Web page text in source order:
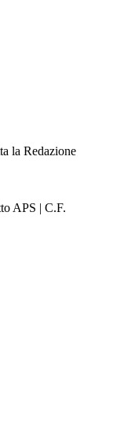
la Redazione
APS | C.F.